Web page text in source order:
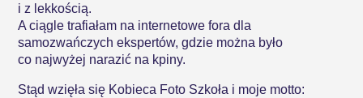
i z lekkością.
A ciągle trafiałam na internetowe fora dla
samozwańczych ekspertów, gdzie można było
co najwyżej narazić na kpiny.
Stąd wzięła się Kobieca Foto Szkoła i moje motto: